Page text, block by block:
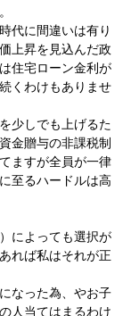
代に間違いは有り
上昇を見込んだ政
住宅ローン金利が
くわけもありませ
少しでも上げるた
金贈与の非課税制
ますが全員が一律
至るハードルは高
によっても選択が
れば私はそれが正
なった為、やお子
人当てはまるわけ